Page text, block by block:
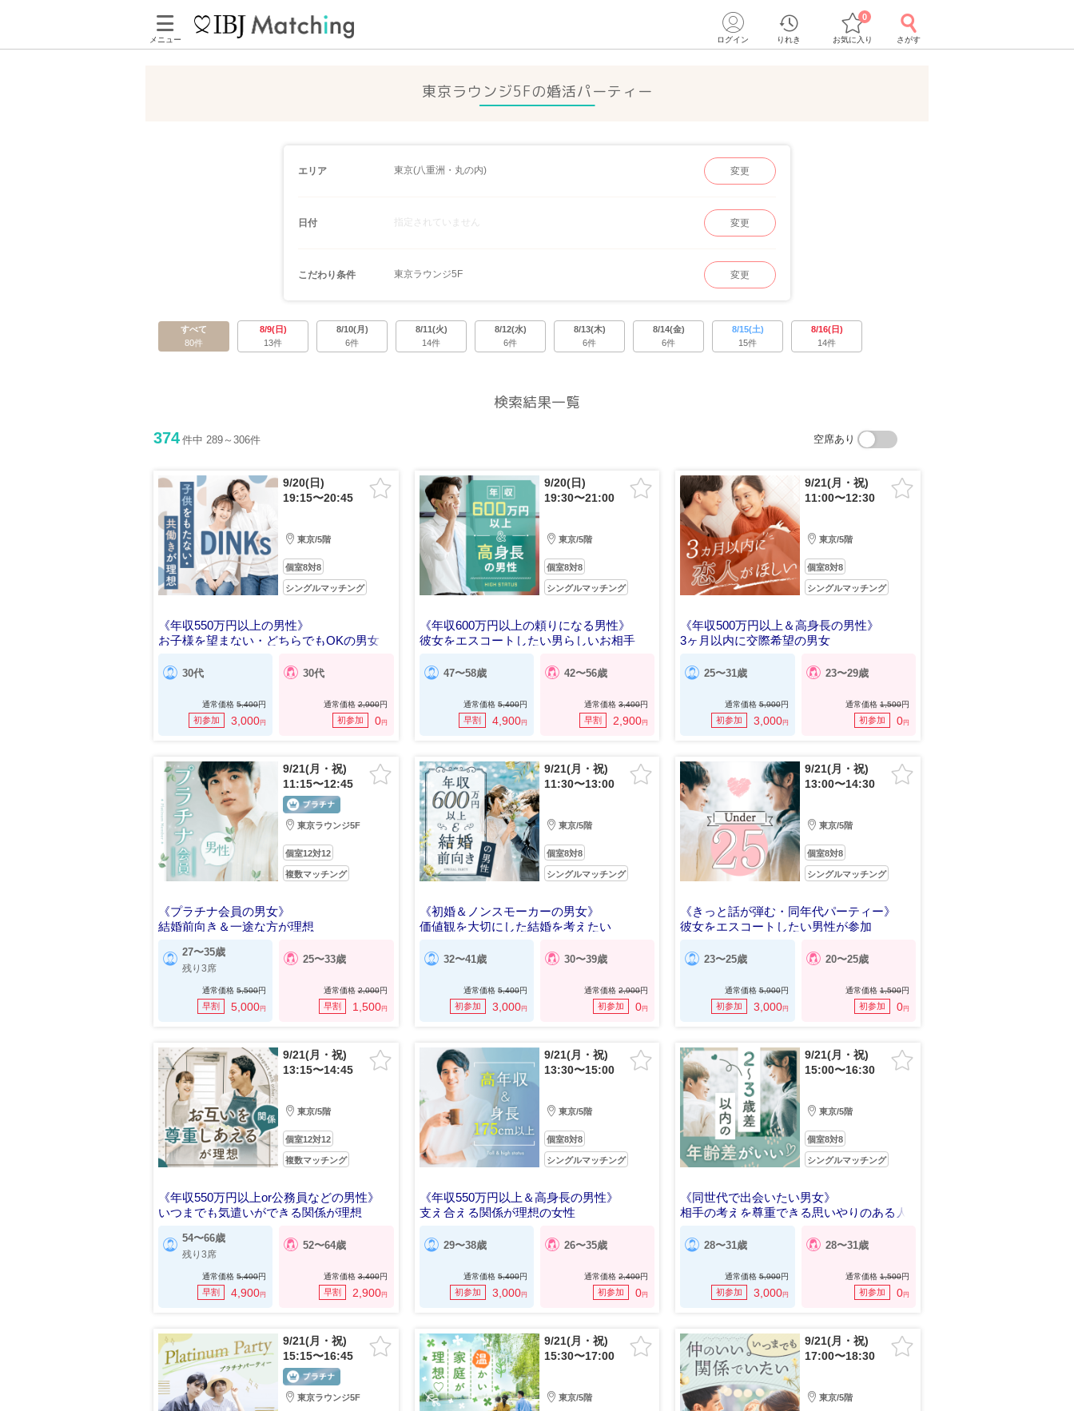
メニュー ログイン りれき お気に入り
0
さがす
東京ラウンジ5Fの婚活パーティー
エリア 東京(八重洲・丸の内) 変更
日付 指定されていません 変更
こだわり条件 東京ラウンジ5F 変更
すべて
80件
8/9(日)
13件
8/10(月)
6件
8/11(火)
14件
8/12(水)
6件
8/13(木)
6件
8/14(金)
6件
8/15(土)
15件
8/16(日)
14件
検索結果一覧
374 件中 289～306件 空席あり
9/20(日)
19:15〜20:45
東京/5階
個室8対8
シングルマッチング
《年収550万円以上の男性》
お子様を望まない・どちらでもOKの男女
30代
通常価格5,400円
初参加 3,000円
30代
通常価格2,900円
初参加 0円
9/20(日)
19:30〜21:00
東京/5階
個室8対8
シングルマッチング
《年収600万円以上の頼りになる男性》
彼女をエスコートしたい男らしいお相手
47〜58歳
通常価格 5,400円
早割 4,900円
42〜56歳
通常価格3,400円
早割 2,900円
9/21(月・祝)
11:00〜12:30
東京/5階
個室8対8
シングルマッチング
《年収500万円以上＆高身長の男性》
3ヶ月以内に交際希望の男女
25〜31歳
通常価格5,900円
初参加 3,000円
23〜29歳
通常価格 1,500円
初参加 0円
9/21(月・祝)
11:15〜12:45
東京ラウンジ5F
個室12対12
複数マッチング
《プラチナ会員の男女》
結婚前向き＆一途な方が理想
27〜35歳
残り3席
通常価格5,500円
早割 5,000円
25〜33歳
通常価格2,000円
早割 1,500円
9/21(月・祝)
11:30〜13:00
東京/5階
個室8対8
シングルマッチング
《初婚＆ノンスモーカーの男女》
価値観を大切にした結婚を考えたい
32〜41歳
通常価格 5,400円
初参加 3,000円
30〜39歳
通常価格2,900円
初参加 0円
9/21(月・祝)
13:00〜14:30
東京/5階
個室8対8
シングルマッチング
《きっと話が弾む・同年代パーティー》
彼女をエスコートしたい男性が参加
23〜25歳
通常価格5,900円
初参加 3,000円
20〜25歳
通常価格 1,500円
初参加 0円
9/21(月・祝)
13:15〜14:45
東京/5階
個室12対12
複数マッチング
《年収550万円以上or公務員などの男性》
いつまでも気遣いができる関係が理想
54〜66歳
残り3席
通常価格5,400円
早割 4,900円
52〜64歳
通常価格3,400円
早割 2,900円
9/21(月・祝)
13:30〜15:00
東京/5階
個室8対8
シングルマッチング
《年収550万円以上＆高身長の男性》
支え合える関係が理想の女性
29〜38歳
通常価格 5,400円
初参加 3,000円
26〜35歳
通常価格2,400円
初参加 0円
9/21(月・祝)
15:00〜16:30
東京/5階
個室8対8
シングルマッチング
《同世代で出会いたい男女》
相手の考えを尊重できる思いやりのある人
28〜31歳
通常価格5,900円
初参加 3,000円
28〜31歳
通常価格 1,500円
初参加 0円
9/21(月・祝)
15:15〜16:45
東京ラウンジ5F
9/21(月・祝)
15:30〜17:00
東京/5階
9/21(月・祝)
17:00〜18:30
東京/5階